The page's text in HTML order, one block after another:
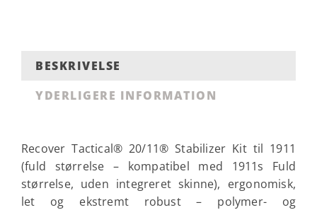
BESKRIVELSE
YDERLIGERE INFORMATION
Recover Tactical® 20/11® Stabilizer Kit til 1911
(fuld størrelse – kompatibel med 1911s Fuld
størrelse, uden integreret skinne), ergonomisk,
let og ekstremt robust – polymer- og